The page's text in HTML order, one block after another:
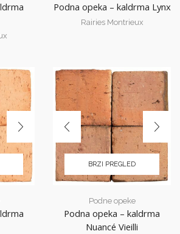
Podna opeka – kaldrma Lynx
Rairies Montrieux
BRZI PREGLED
Podne opeke
Podna opeka – kaldrma
Nuancé Vieilli